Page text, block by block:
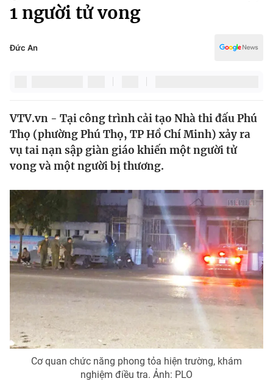
Thế giới
Tin tức
Thế giới đó đây
Câu chuyện quốc tế
Kinh tế
Tài chính
Thị trường
Góc doanh nghiệp
Dữ liệu và đời sống
Truyền hình
Phim VTV
Hậu trường
Nhân vật
Khán giả
Giải sao mai
Giải trí
Điện ảnh
Âm nhạc
Đời sống
Du lịch
Làm đẹp
Giáo dục
Truyền hình
Văn hóa - Giải trí
1 người tử vong
Đức An
VTV.vn - Tại công trình cải tạo Nhà thi đấu Phú
Thọ (phường Phú Thọ, TP Hồ Chí Minh) xảy ra
vụ tai nạn sập giàn giáo khiến một người tử
vong và một người bị thương.
Cơ quan chức năng phong tỏa hiện trường, khám
nghiệm điều tra. Ảnh: PLO